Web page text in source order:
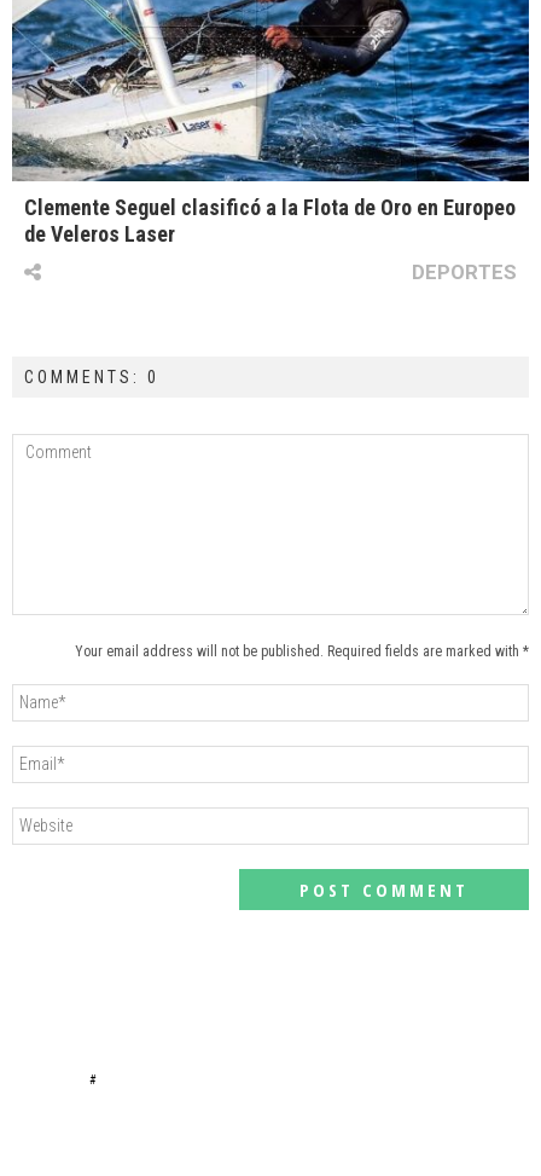
Clemente Seguel clasificó a la Flota de Oro en Europeo
de Veleros Laser
DEPORTES
COMMENTS: 0
Your email address will not be published. Required fields are marked with *
#